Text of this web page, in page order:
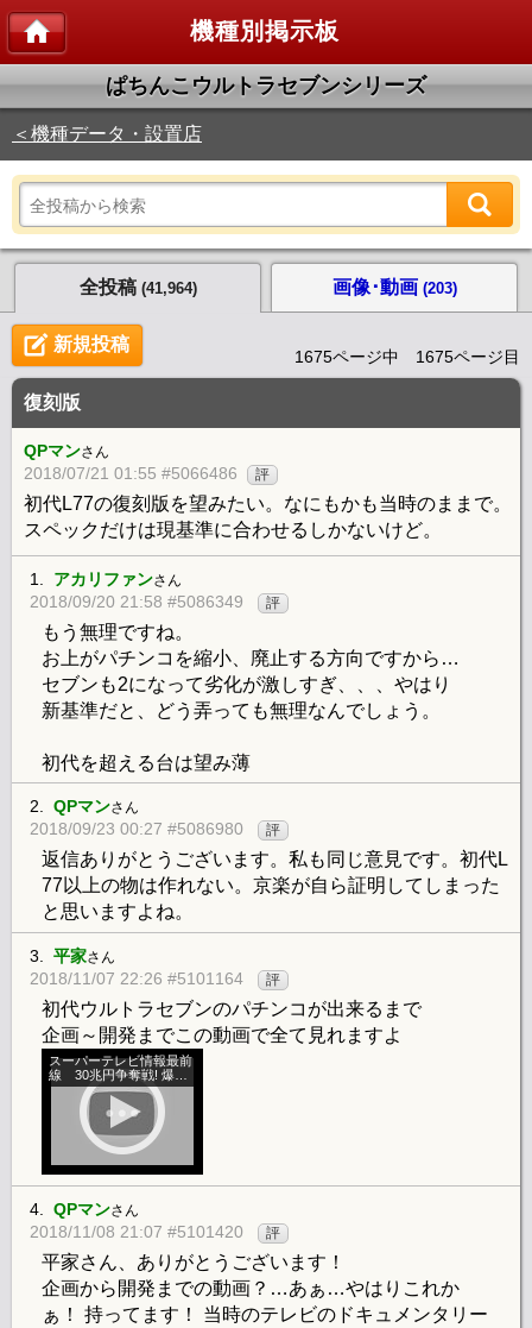
機種別掲示板
ぱちんこウルトラセブンシリーズ
＜機種データ・設置店
全投稿 (41,964) 画像･動画 (203)
新規投稿
1675ページ中 1675ページ目
復刻版
QPマンさん
2018/07/21 01:55 #5066486 評
初代L77の復刻版を望みたい。なにもかも当時のままで。
スペックだけは現基準に合わせるしかないけど。
1. アカリファンさん
2018/09/20 21:58 #5086349 評
もう無理ですね。
お上がパチンコを縮小、廃止する方向ですから…
セブンも2になって劣化が激しすぎ、、、やはり
新基準だと、どう弄っても無理なんでしょう。
初代を超える台は望み薄
2. QPマンさん
2018/09/23 00:27 #5086980 評
返信ありがとうございます。私も同じ意見です。初代L
77以上の物は作れない。京楽が自ら証明してしまった
と思いますよね。
3. 平家さん
2018/11/07 22:26 #5101164 評
初代ウルトラセブンのパチンコが出来るまで
企画～開発までこの動画で全て見れますよ
スーパーテレビ情報最前
線 30兆円争奪戦! 爆裂
パチンコ・ウォーズ
4. QPマンさん
2018/11/08 21:07 #5101420 評
平家さん、ありがとうございます！
企画から開発までの動画？…あぁ…やはりこれか
ぁ！ 持ってます！ 当時のテレビのドキュメンタリー